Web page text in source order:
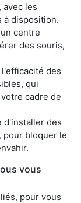
avec les
à disposition.
centre
des souris,
des
qui
cadre de
d'installer des
pour bloquer le
vous
pour vous